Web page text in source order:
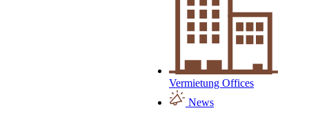
Vermietung Offices
News